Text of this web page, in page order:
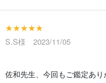
★★★★★
S.S様 2023/11/05
佐和先生、今回もご鑑定あ